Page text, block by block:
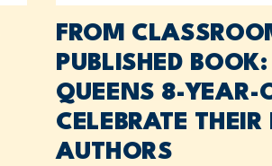
FROM
PUBLISHED
QUEENS 8-YEAR-
CELEBRATE
AUTHORS